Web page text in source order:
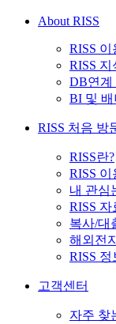
About RISS
RISS 이
RISS 지
DB연계
BI 및 배
RISS 처음 방
RISS란?
RISS
내 관심
RISS
복사/대
해외전
RISS
고객센터
자주 찾